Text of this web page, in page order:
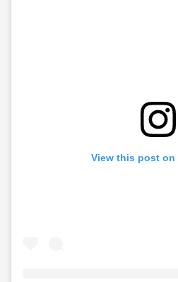
View this post on